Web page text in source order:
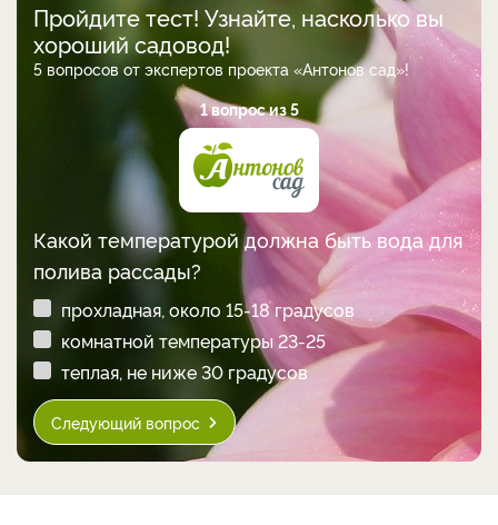
Пройдите тест! Узнайте, насколько вы
хороший садовод!
5 вопросов от экспертов проекта «Антонов сад»!
1 вопрос из 5
Какой температурой должна быть вода для
полива рассады?
прохладная, около 15-18 градусов
комнатной температуры 23-25
теплая, не ниже 30 градусов
Следующий вопрос